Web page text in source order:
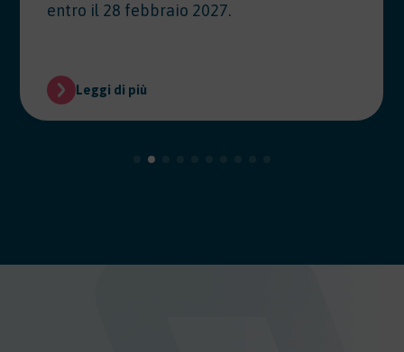
entro il 28 febbraio 2027.
Leggi di più